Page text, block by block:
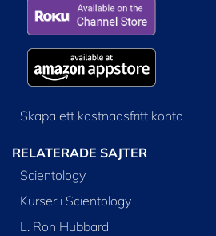
Skapa ett kostnadsfritt konto
RELATERADE SAJTER
Scientology
Kurser i Scientology
L. Ron Hubbard